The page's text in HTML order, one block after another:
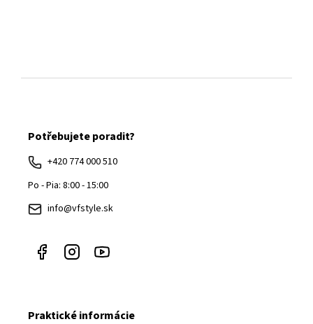
Potřebujete poradit?
+420 774 000 510
Po - Pia: 8:00 - 15:00
info@vfstyle.sk
Praktické informácie